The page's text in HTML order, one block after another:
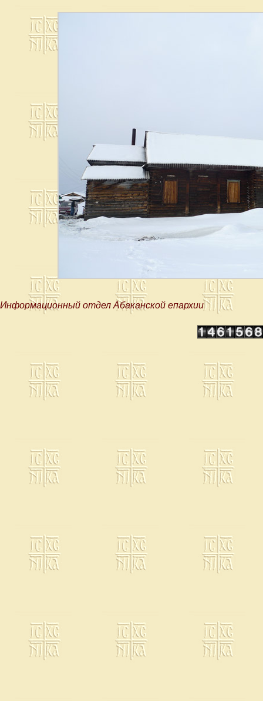
Информационный отдел Абаканской епархии